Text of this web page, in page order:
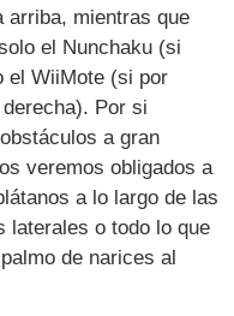
arriba, mientras que
el Nunchaku (si
el WiiMote (si por
Por si
a gran
veremos obligados a
a lo largo de las
laterales o todo lo que
de narices al